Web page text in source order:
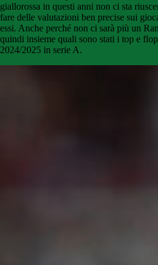
giallorossa in questi anni non ci sta
fare delle valutazioni ben precise sui
essi. Anche perché non ci sarà più un
quindi insieme quali sono stati i top e
2024/2025 in serie A.